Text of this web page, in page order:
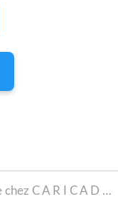
expositions - bienvenue chez C A R I C A D O C